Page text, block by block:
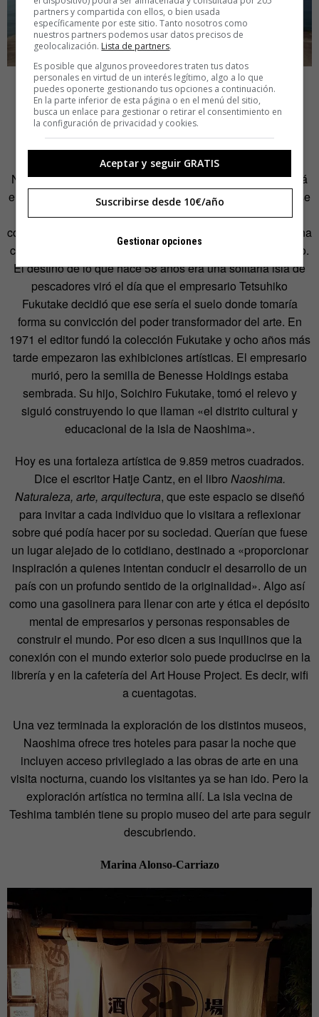
La isla del arte
NAOSHIMA
Naoshima es un lugar que quiere escapar del mundo. Está
en Japón (geográficamente hablando), pero podría ubicarse
en ninguna parte. Eso es lo que pretende. Huir de la vida
cotidiana y envolver a quien cruza el mar Seto Inland en una
colección de obras de arte y la arquitectura de Tadao Ando.
El destino de lo que hace 58 años era una solitaria isla de
pescadores viró el día que el empresario Tetsuhiko
Fukutake decidió que ese sería el suelo donde tomaría
forma su convicción del poder transformador del arte. En
1971 el editor fundó la colección Fukutake y ocho años más
tarde empezaron las exhibiciones artísticas. El empresario
murió, pero la semilla de Benesse Holdings estaba
sembrada. Su hijo, Soichiro Fukutake, tomó el relevo y
siguió construyendo lo que llaman «el distrito cultural y
educacional de la isla de Naoshima».
Hoy es una fortaleza artística de 9.859 metros cuadrados.
Dice el escritor Hatje Cantz, en el libro Naoshima.
Naturaleza, arte, arquitectura, que este espacio se diseñó
para invitar a cada individuo que lo visitara a reflexionar
sobre qué podía hacer por su sociedad. Querían que fuese
un lugar alejado de lo cotidiano, destinado a «proporcionar
inspiración a quienes intentan conducir el desarrollo de un
país con un profundo sentido de la originalidad». Algo así
como una gasolinera para llenar con arte y ética el depósito
mental de empresarios y personas responsables de
construir el mundo. Por eso dicen a sus inquilinos que la
conexión con el mundo exterior solo puede producirse en la
librería y en la cafetería del Art House Project. Es decir, wifi
a cuentagotas.
Una vez terminada la exploración de los distintos museos,
Naoshima ofrece tres hoteles para pasar la noche que
incluyen acceso privilegiado a las obras de arte en una
visita nocturna, cuando los visitantes ya se han ido. Pero la
exploración artística no termina allí. La isla vecina de
Teshima también tiene su propio museo del arte para seguir
descubriendo.
Marina Alonso-Carriazo
partners y compartida con ellos, o bien usada
específicamente por este sitio. Tanto nosotros como
nuestros partners podemos usar datos precisos de
geolocalización. Lista de partners.
Es posible que algunos proveedores traten tus datos
personales en virtud de un interés legítimo, algo a lo que
puedes oponerte gestionando tus opciones a continuación.
En la parte inferior de esta página o en el menú del sitio,
busca un enlace para gestionar o retirar el consentimiento en
la configuración de privacidad y cookies.
Aceptar y seguir GRATIS
Suscribirse desde 10€/año
Gestionar opciones